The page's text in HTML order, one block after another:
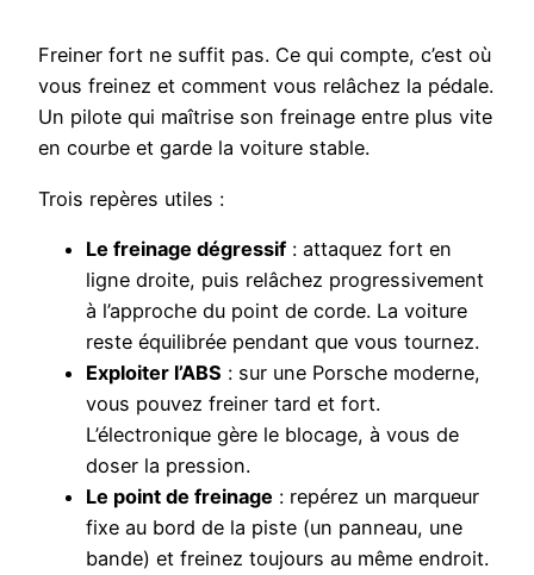
Freiner fort ne suffit pas. Ce qui compte, c’est où
vous freinez et comment vous relâchez la pédale.
Un pilote qui maîtrise son freinage entre plus vite
en courbe et garde la voiture stable.
Trois repères utiles :
Le freinage dégressif : attaquez fort en
ligne droite, puis relâchez progressivement
à l’approche du point de corde. La voiture
reste équilibrée pendant que vous tournez.
Exploiter l’ABS : sur une Porsche moderne,
vous pouvez freiner tard et fort.
L’électronique gère le blocage, à vous de
doser la pression.
Le point de freinage : repérez un marqueur
fixe au bord de la piste (un panneau, une
bande) et freinez toujours au même endroit.